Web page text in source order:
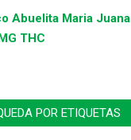
Abuelita Maria Juana
THC
POR ETIQUETAS